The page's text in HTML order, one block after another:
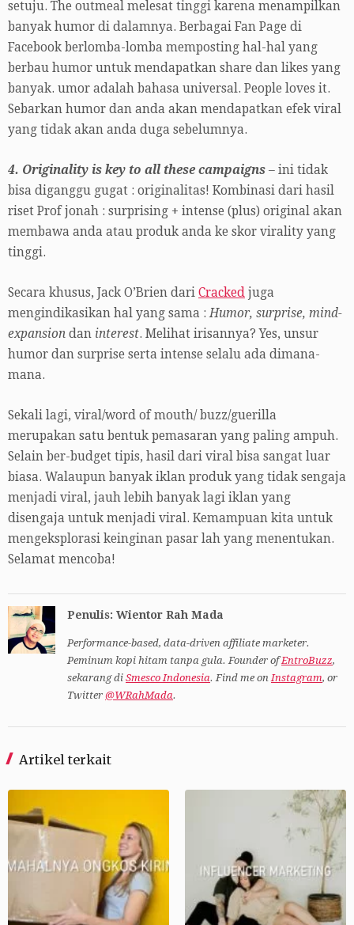
setuju. The outmeal melesat tinggi karena menampilkan
banyak humor di dalamnya. Berbagai Fan Page di
Facebook berlomba-lomba memposting hal-hal yang
berbau humor untuk mendapatkan share dan likes yang
banyak. umor adalah bahasa universal. People loves it.
Sebarkan humor dan anda akan mendapatkan efek viral
yang tidak akan anda duga sebelumnya.
4. Originality is key to all these campaigns – ini tidak
bisa diganggu gugat : originalitas! Kombinasi dari hasil
riset Prof jonah : surprising + intense (plus) original akan
membawa anda atau produk anda ke skor virality yang
tinggi.
Secara khusus, Jack O’Brien dari Cracked juga
mengindikasikan hal yang sama :Humor, surprise, mind-
expansion dan interest. Melihat irisannya? Yes, unsur
humor dan surprise serta intense selalu ada dimana-
mana.
Sekali lagi, viral/word of mouth/ buzz/guerilla
merupakan satu bentuk pemasaran yang paling ampuh.
Selain ber-budget tipis, hasil dari viral bisa sangat luar
biasa. Walaupun banyak iklan produk yang tidak sengaja
menjadi viral, jauh lebih banyak lagi iklan yang
disengaja untuk menjadi viral. Kemampuan kita untuk
mengeksplorasi keinginan pasar lah yang menentukan.
Selamat mencoba!
Penulis: Wientor Rah Mada
Performance-based, data-driven affiliate marketer.
Peminum kopi hitam tanpa gula. Founder ofEntroBuzz,
sekarang di Smesco Indonesia. Find me onInstagram, or
Twitter @WRahMada.
Artikel terkait